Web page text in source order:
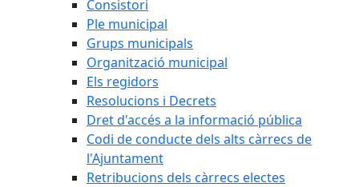
Consistori
Ple municipal
Grups municipals
Organització municipal
Els regidors
Resolucions i Decrets
Dret d'accés a la informació pública
Codi de conducte dels alts càrrecs de
l'Ajuntament
Retribucions dels càrrecs electes